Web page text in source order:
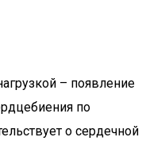
– появление
по
о сердечной